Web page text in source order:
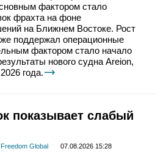
фактором стало
фрахта на фоне
на Ближнем Востоке. Рост
поддержал операционные
фактором стало начало
нового судна Areion,
года.
показывает слабый
Global
07.08.2026 15:28